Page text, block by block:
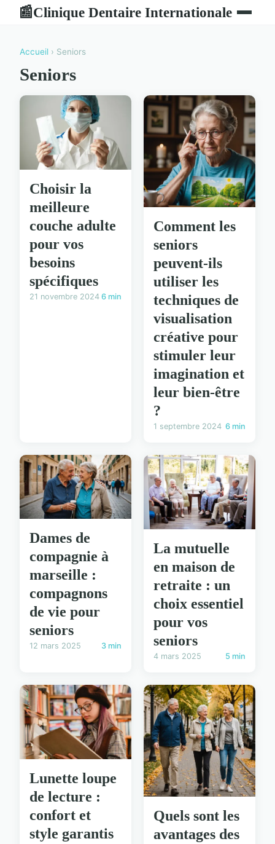
📰Clinique Dentaire Internationale
Accueil › Seniors
Seniors
Choisir la
meilleure
couche adulte
pour vos
besoins
spécifiques
21 novembre 2024 6 min
Comment les
seniors
peuvent-ils
utiliser les
techniques de
visualisation
créative pour
stimuler leur
imagination et
leur bien-être
?
1 septembre 2024 6 min
Dames de
compagnie à
marseille :
compagnons
de vie pour
seniors
12 mars 2025 3 min
La mutuelle
en maison de
retraite : un
choix essentiel
pour vos
seniors
4 mars 2025 5 min
Lunette loupe
de lecture :
confort et
style garantis
Quels sont les
avantages des